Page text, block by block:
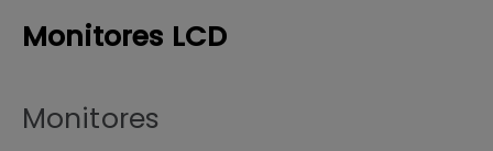
Monitores LCD
Monitores